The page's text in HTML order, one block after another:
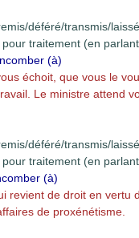
déféré/transmis/
traitement (en
(à)
échoit, que vous le
Le ministre attend
déféré/transmis/
traitement (en
(à)
revient de droit en vertu
de proxénétisme.